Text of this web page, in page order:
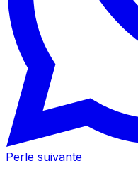
Perle suivante